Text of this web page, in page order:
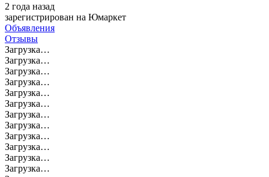
2 года назад
зарегистрирован на Юмаркет
Объявления
Отзывы
Загрузка…
Загрузка…
Загрузка…
Загрузка…
Загрузка…
Загрузка…
Загрузка…
Загрузка…
Загрузка…
Загрузка…
Загрузка…
Загрузка…